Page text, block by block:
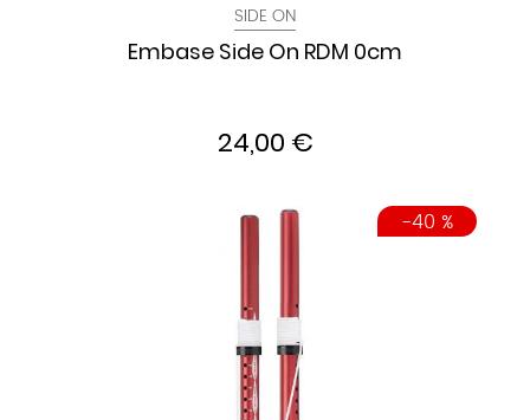
SIDE ON
Embase Side On RDM 0cm
24,00 €
-40 %